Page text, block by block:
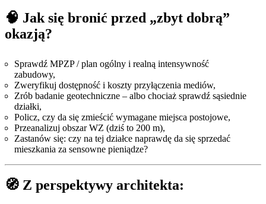
🧠 Jak się bronić przed „zbyt dobrą”
okazją?
Sprawdź MPZP / plan ogólny i realną intensywność
zabudowy,
Zweryfikuj dostępność i koszty przyłączenia mediów,
Zrób badanie geotechniczne – albo chociaż sprawdź sąsiednie
działki,
Policz, czy da się zmieścić wymagane miejsca postojowe,
Przeanalizuj obszar WZ (dziś to 200 m),
Zastanów się: czy na tej działce naprawdę da się sprzedać
mieszkania za sensowne pieniądze?
🧭 Z perspektywy architekta: